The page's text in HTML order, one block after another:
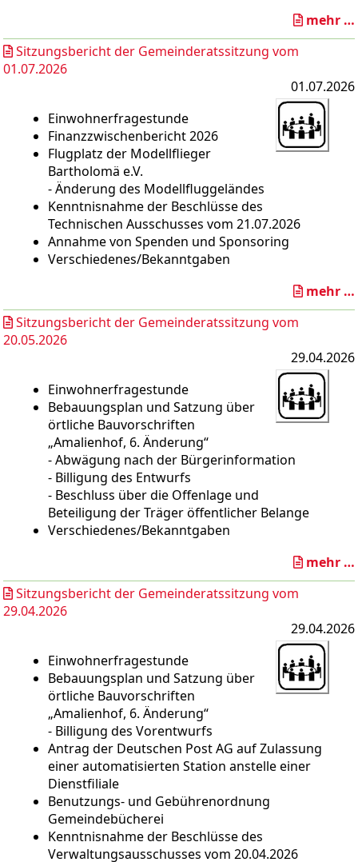
mehr …
Sitzungsbericht der Gemeinderatssitzung vom
01.07.2026
01.07.2026
Einwohnerfragestunde
Finanzzwischenbericht 2026
Flugplatz der Modellflieger
Bartholomä e.V.
- Änderung des Modellfluggeländes
Kenntnisnahme der Beschlüsse des
Technischen Ausschusses vom 21.07.2026
Annahme von Spenden und Sponsoring
Verschiedenes/Bekanntgaben
mehr …
Sitzungsbericht der Gemeinderatssitzung vom
20.05.2026
29.04.2026
Einwohnerfragestunde
Bebauungsplan und Satzung über
örtliche Bauvorschriften
„Amalienhof, 6. Änderung“
- Abwägung nach der Bürgerinformation
- Billigung des Entwurfs
- Beschluss über die Offenlage und
Beteiligung der Träger öffentlicher Belange
Verschiedenes/Bekanntgaben
mehr …
Sitzungsbericht der Gemeinderatssitzung vom
29.04.2026
29.04.2026
Einwohnerfragestunde
Bebauungsplan und Satzung über
örtliche Bauvorschriften
„Amalienhof, 6. Änderung“
- Billigung des Vorentwurfs
Antrag der Deutschen Post AG auf Zulassung
einer automatisierten Station anstelle einer
Dienstfiliale
Benutzungs- und Gebührenordnung
Gemeindebücherei
Kenntnisnahme der Beschlüsse des
Verwaltungsausschusses vom 20.04.2026